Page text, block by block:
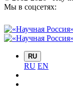
Мы в соцсетях:
RU
RU EN